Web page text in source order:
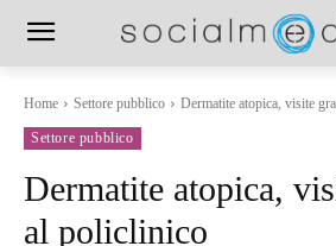
Home Settore pubblico Dermatite atopica, visite
Settore pubblico
Dermatite atopica,
al policlinico